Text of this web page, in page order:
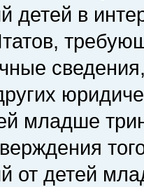
детей в
младше
от детей